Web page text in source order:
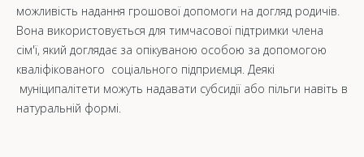
можливість надання грошової допомоги на догляд родичів.
Вона використовується для тимчасової підтримки члена
сім'ї, який доглядає за опікуваною особою за допомогою
кваліфікованого соціального підприємця. Деякі
муніципалітети можуть надавати субсидії або пільги навіть в
натуральній формі.